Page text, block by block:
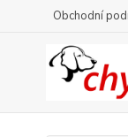
Obchodní